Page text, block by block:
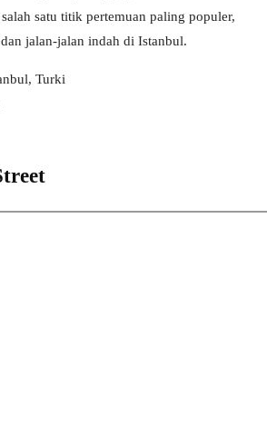
satu titik pertemuan paling populer,
jalan-jalan indah di Istanbul.
Turki